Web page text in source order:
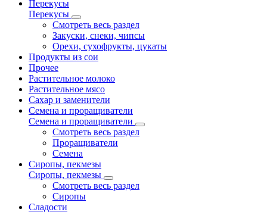
Перекусы
Перекусы
Смотреть весь раздел
Закуски, снеки, чипсы
Орехи, сухофрукты, цукаты
Продукты из сои
Прочее
Растительное молоко
Растительное мясо
Сахар и заменители
Семена и проращиватели
Семена и проращиватели
Смотреть весь раздел
Проращиватели
Семена
Сиропы, пекмезы
Сиропы, пекмезы
Смотреть весь раздел
Сиропы
Сладости